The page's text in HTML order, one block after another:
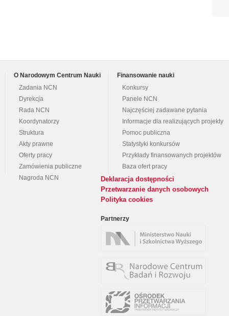
O Narodowym Centrum Nauki
Zadania NCN
Dyrekcja
Rada NCN
Koordynatorzy
Struktura
Akty prawne
Oferty pracy
Zamówienia publiczne
Nagroda NCN
Finansowanie nauki
Konkursy
Panele NCN
Najczęściej zadawane pytania
Informacje dla realizujących projekty
Pomoc publiczna
Statystyki konkursów
Przykłady finansowanych projektów
Baza ofert pracy
Deklaracja dostępności
Przetwarzanie danych osobowych
Polityka cookies
Partnerzy